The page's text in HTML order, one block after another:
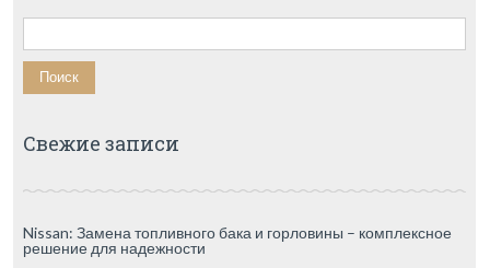
Найти:
Свежие записи
Nissan: Замена топливного бака и горловины – комплексное
решение для надежности